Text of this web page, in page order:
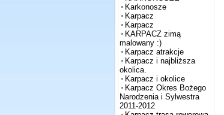
Karkonosze
Karpacz
Karpacz
KARPACZ zimą
malowany :)
Karpacz atrakcje
Karpacz i najbliższa
okolica.
Karpacz i okolice
Karpacz Okres Bożego
Narodzenia i Sylwestra
2011-2012